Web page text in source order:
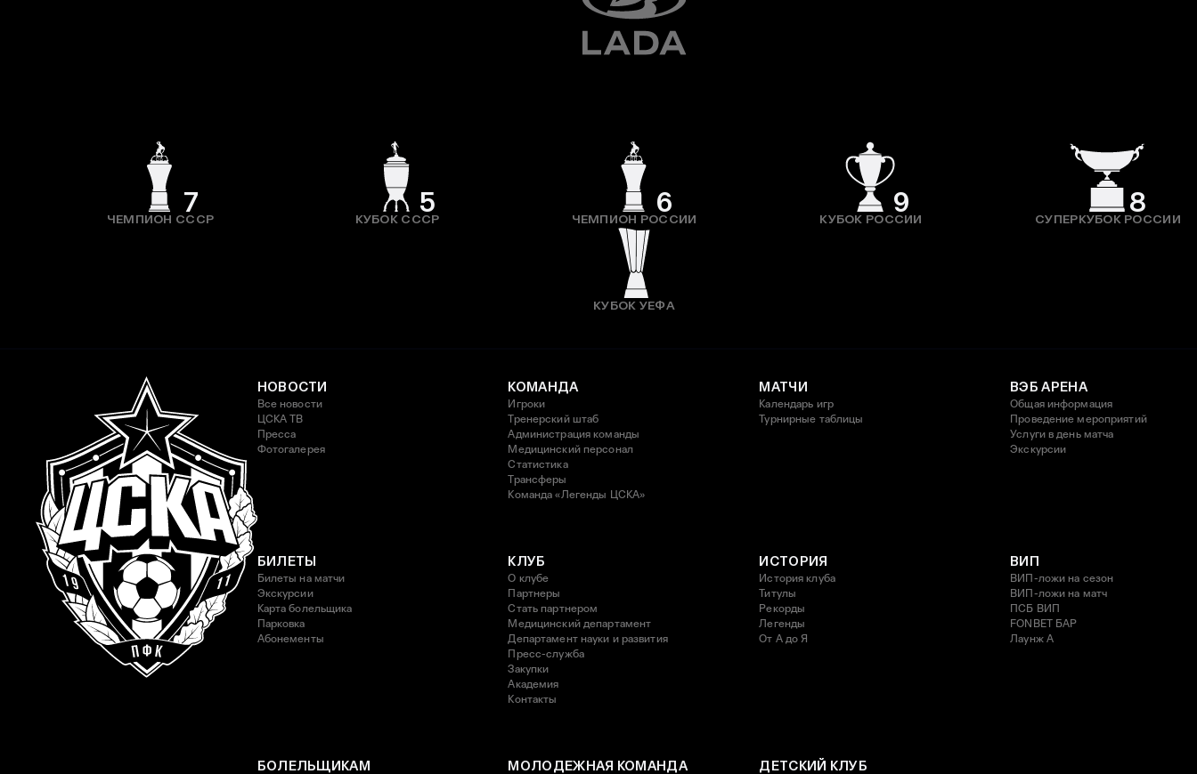
7
ЧЕМПИОН СССР
5
КУБОК СССР
6
ЧЕМПИОН РОССИИ
9
КУБОК РОССИИ
8
СУПЕРКУБОК РОССИИ
КУБОК УЕФА
НОВОСТИ
Все новости
ЦСКА ТВ
Пресса
Фотогалерея
КОМАНДА
Игроки
Тренерский штаб
Администрация команды
Медицинский персонал
Статистика
Трансферы
Команда «Легенды ЦСКА»
МАТЧИ
Календарь игр
Турнирные таблицы
ВЭБ АРЕНА
Общая информация
Проведение мероприятий
Услуги в день матча
Экскурсии
БИЛЕТЫ
Билеты на матчи
Экскурсии
Карта болельщика
Парковка
Абонементы
КЛУБ
О клубе
Партнеры
Стать партнером
Медицинский департамент
Департамент науки и развития
Пресс-служба
Закупки
Академия
Контакты
ИСТОРИЯ
История клуба
Титулы
Рекорды
Легенды
От А до Я
ВИП
ВИП-ложи на сезон
ВИП-ложи на матч
ПСБ ВИП
FONBET БАР
Лаунж A
БОЛЕЛЬЩИКАМ МОЛОДЕЖНАЯ КОМАНДА ДЕТСКИЙ КЛУБ